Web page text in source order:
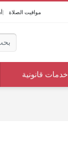
مواقيت الصلاة
البحث
خدمات قانونية